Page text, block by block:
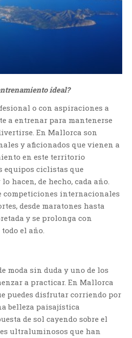
ideal?
o con aspiraciones a
a entrenar para mantenerse
En Mallorca son
y aficionados que vienen a
en este territorio
equipos ciclistas que
hacen, de hecho, cada año.
competiciones internacionales
desde maratones hasta
y se prolonga con
el año.
moda sin duda y uno de los
a practicar. En Mallorca
puedes disfrutar corriendo por
belleza paisajística
de sol cayendo sobre el
ultraluminosos que han